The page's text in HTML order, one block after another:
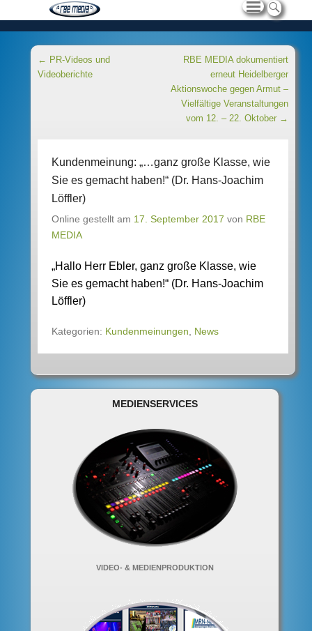
Beitragsnavigation
← PR-Videos und
Videoberichte
RBE MEDIA dokumentiert
erneut Heidelberger
Aktionswoche gegen Armut –
Vielfältige Veranstaltungen
vom 12. – 22. Oktober →
Kundenmeinung: „…ganz große Klasse, wie
Sie es gemacht haben!“ (Dr. Hans-Joachim
Löffler)
Online gestellt am 17. September 2017 von RBE
MEDIA
„Hallo Herr Ebler, ganz große Klasse, wie
Sie es gemacht haben!“ (Dr. Hans-Joachim
Löffler)
Kategorien: Kundenmeinungen News
MEDIENSERVICES
VIDEO- & MEDIENPRODUKTION